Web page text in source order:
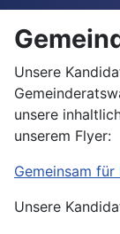
Unsere
unsere
unserem Flyer:
Gemeinsam
Unsere